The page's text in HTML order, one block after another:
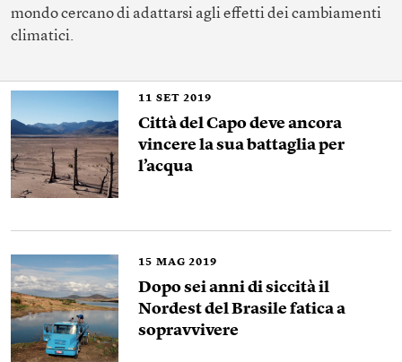
mondo cercano di adattarsi agli effetti dei cambiamenti
climatici.
11 SET 2019
Città del Capo deve ancora
vincere la sua battaglia per
l’acqua
15 MAG 2019
Dopo sei anni di siccità il
Nordest del Brasile fatica a
sopravvivere